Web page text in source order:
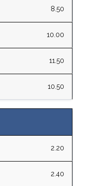
8.50
10.00
11.50
10.50
2.20
2.40